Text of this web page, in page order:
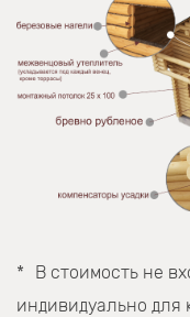
В стоимость не
индивидуально для